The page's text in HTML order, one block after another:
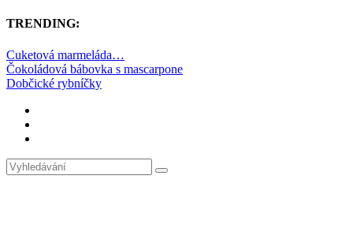
TRENDING:
Cuketová marmeláda…
Čokoládová bábovka s mascarpone
Dobčické rybníčky